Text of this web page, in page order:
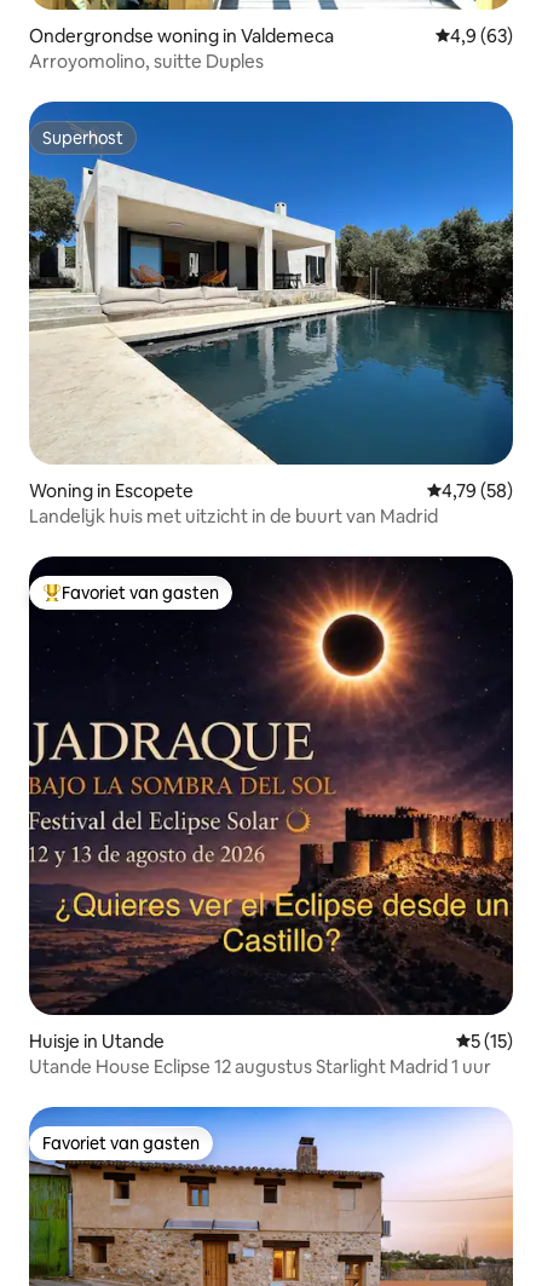
Ondergrondse woning in Valdemeca Gemiddelde
4,9 (63)
Arroyomolino, suitte Duples
Superhost
Superhost
Woning in Escopete Gemiddelde
4,79 (58)
Landelijk huis met uitzicht in de buurt van Madrid
Topfavoriet van gasten
Favoriet van gasten
Huisje in Utande
5 (15)
Utande House Eclipse 12 augustus Starlight Madrid 1 uur
Favoriet van gasten
Favoriet van gasten